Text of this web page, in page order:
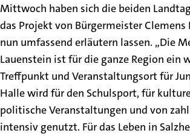
Mittwoch haben sich die beiden
das Projekt von Bürgermeister
nun umfassend erläutern lassen. „Die
Lauenstein ist für die ganze Region ein
Treffpunkt und Veranstaltungsort für
Halle wird für den Schulsport, für
politische Veranstaltungen und von
intensiv genutzt. Für das Leben in